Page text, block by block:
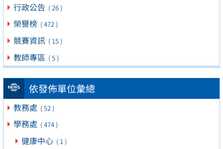
行政公告 ( 26 )
榮譽榜 ( 472 )
競賽資訊 ( 15 )
教師專區 ( 5 )
依發佈單位彙總
教務處 ( 52 )
學務處 ( 474 )
健康中心 ( 1 )